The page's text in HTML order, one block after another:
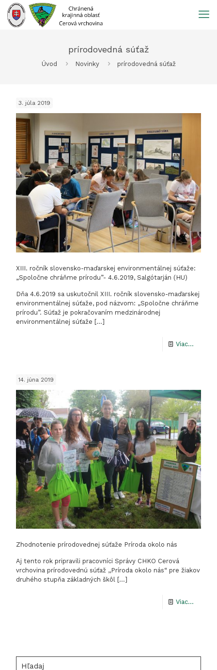
Prejsť
obsah
prírodovedná súťaž
Úvod Novinky prírodovedná súťaž
3. júla 2019
XIII. ročník slovensko-maďarskej environmentálnej súťaže:
„Spoločne chráňme prírodu”- 4.6.2019, Salgótarján (HU)
Dňa 4.6.2019 sa uskutočnil XIII. ročník slovensko-maďarskej
environmentálnej súťaže, pod názvom: „Spoločne chráňme
prírodu”. Súťaž je pokračovaním medzinárodnej
environmentálnej súťaže […]
Viac...
súťaže:
(HU)
14. júna 2019
Zhodnotenie prírodovednej súťaže Príroda okolo nás
Aj tento rok pripravili pracovníci Správy CHKO Cerová
vrchovina prírodovednú súťaž ,,Príroda okolo nás“ pre žiakov
druhého stupňa základných škôl […]
Viac...